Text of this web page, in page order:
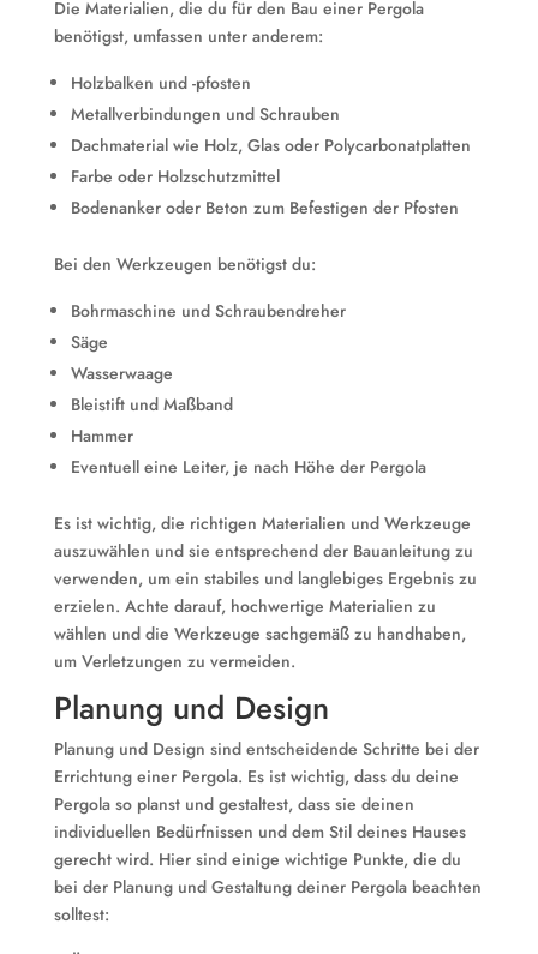
Die Materialien, die du für den Bau einer Pergola
benötigst, umfassen unter anderem:
Holzbalken und -pfosten
Metallverbindungen und Schrauben
Dachmaterial wie Holz, Glas oder Polycarbonatplatten
Farbe oder Holzschutzmittel
Bodenanker oder Beton zum Befestigen der Pfosten
Bei den Werkzeugen benötigst du:
Bohrmaschine und Schraubendreher
Säge
Wasserwaage
Bleistift und Maßband
Hammer
Eventuell eine Leiter, je nach Höhe der Pergola
Es ist wichtig, die richtigen Materialien und Werkzeuge
auszuwählen und sie entsprechend der Bauanleitung zu
verwenden, um ein stabiles und langlebiges Ergebnis zu
erzielen. Achte darauf, hochwertige Materialien zu
wählen und die Werkzeuge sachgemäß zu handhaben,
um Verletzungen zu vermeiden.
Planung und Design
Planung und Design sind entscheidende Schritte bei der
Errichtung einer Pergola. Es ist wichtig, dass du deine
Pergola so planst und gestaltest, dass sie deinen
individuellen Bedürfnissen und dem Stil deines Hauses
gerecht wird. Hier sind einige wichtige Punkte, die du
bei der Planung und Gestaltung deiner Pergola beachten
solltest: